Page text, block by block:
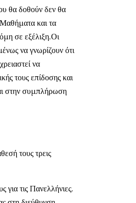
θα δοθούν δεν θα
και τα
σε εξέλιξη.Οι
να γνωρίζουν ότι
να
τους επίδοσης και
στην συμπλήρωση
τους τρεις
τις Πανελλήνιες.